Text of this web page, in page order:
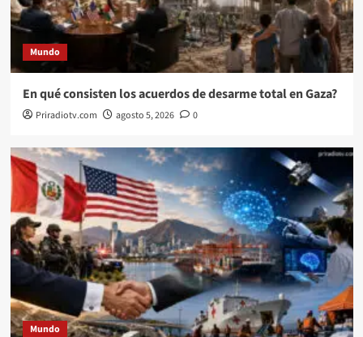
Mundo
En qué consisten los acuerdos de desarme total en Gaza?
Priradiotv.com agosto 5, 2026 0
Mundo